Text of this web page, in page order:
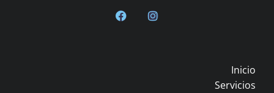
Inicio
Servicios